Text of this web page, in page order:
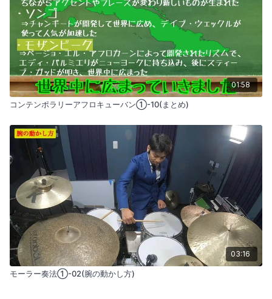
01:58
コンテンポラリーアフロキューバン①-10(まとめ)
03:16
モーラー奏法①-02(腕の動かし方)